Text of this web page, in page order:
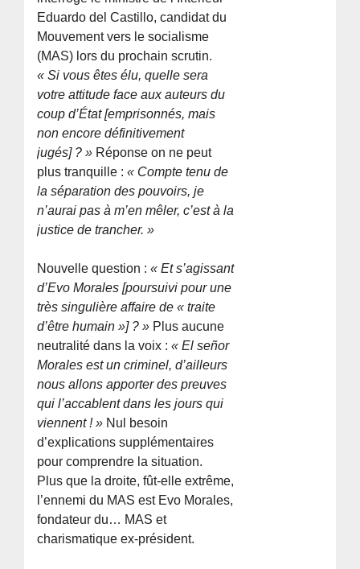
Eduardo del Castillo, candidat du
Mouvement vers le socialisme
(MAS) lors du prochain scrutin.
« Si vous êtes élu, quelle sera
votre attitude face aux auteurs du
coup d’État [emprisonnés, mais
non encore définitivement
jugés] ? » Réponse on ne peut
plus tranquille :« Compte tenu de
la séparation des pouvoirs, je
n’aurai pas à m’en mêler, c’est à la
justice de trancher. »
Nouvelle question :« Et s’agissant
d’Evo Morales [poursuivi pour une
très singulière affaire de « traite
d’être humain »] ? » Plus aucune
neutralité dans la voix :« El señor
Morales est un criminel, d’ailleurs
nous allons apporter des preuves
qui l’accablent dans les jours qui
viennent ! » Nul besoin
d’explications supplémentaires
pour comprendre la situation.
Plus que la droite, fût-elle extrême,
l’ennemi du MAS est Evo Morales,
fondateur du… MAS et
charismatique ex-président.